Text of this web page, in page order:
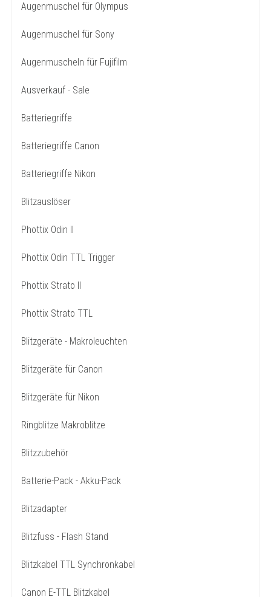
Augenmuschel für Olympus
Augenmuschel für Sony
Augenmuscheln für Fujifilm
Ausverkauf - Sale
Batteriegriffe
Batteriegriffe Canon
Batteriegriffe Nikon
Blitzauslöser
Phottix Odin II
Phottix Odin TTL Trigger
Phottix Strato II
Phottix Strato TTL
Blitzgeräte - Makroleuchten
Blitzgeräte für Canon
Blitzgeräte für Nikon
Ringblitze Makroblitze
Blitzzubehör
Batterie-Pack - Akku-Pack
Blitzadapter
Blitzfuss - Flash Stand
Blitzkabel TTL Synchronkabel
Canon E-TTL Blitzkabel